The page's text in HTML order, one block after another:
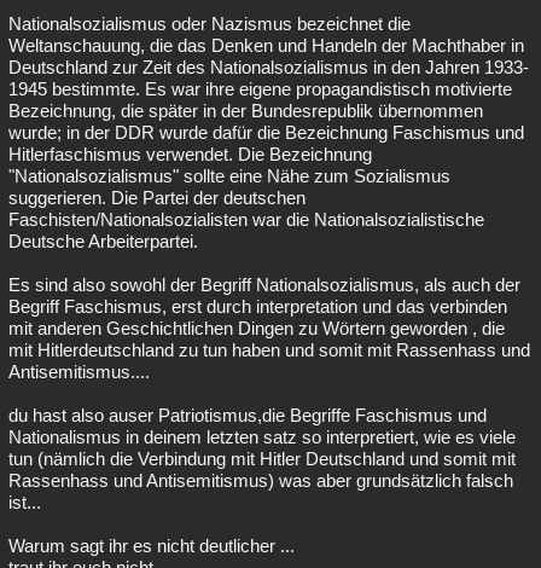
Nationalsozialismus oder Nazismus bezeichnet die
Weltanschauung, die das Denken und Handeln der Machthaber in
Deutschland zur Zeit des Nationalsozialismus in den Jahren 1933-
1945 bestimmte. Es war ihre eigene propagandistisch motivierte
Bezeichnung, die später in der Bundesrepublik übernommen
wurde; in der DDR wurde dafür die Bezeichnung Faschismus und
Hitlerfaschismus verwendet. Die Bezeichnung
"Nationalsozialismus" sollte eine Nähe zum Sozialismus
suggerieren. Die Partei der deutschen
Faschisten/Nationalsozialisten war die Nationalsozialistische
Deutsche Arbeiterpartei.
Es sind also sowohl der Begriff Nationalsozialismus, als auch der
Begriff Faschismus, erst durch interpretation und das verbinden
mit anderen Geschichtlichen Dingen zu Wörtern geworden , die
mit Hitlerdeutschland zu tun haben und somit mit Rassenhass und
Antisemitismus....
du hast also auser Patriotismus,die Begriffe Faschismus und
Nationalismus in deinem letzten satz so interpretiert, wie es viele
tun (nämlich die Verbindung mit Hitler Deutschland und somit mit
Rassenhass und Antisemitismus) was aber grundsätzlich falsch
ist...
Warum sagt ihr es nicht deutlicher ...